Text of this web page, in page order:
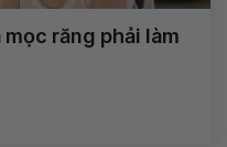
răng phải làm